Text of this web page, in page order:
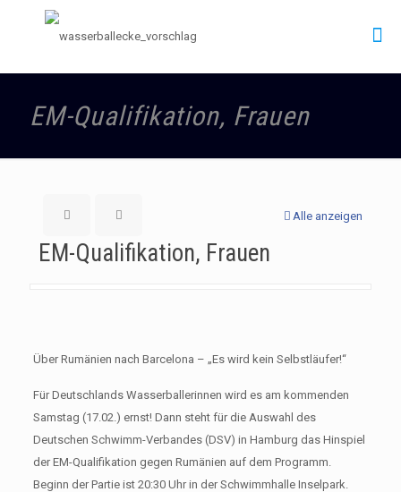
EM-Qualifikation, Frauen
Alle anzeigen
EM-Qualifikation, Frauen
Über Rumänien nach Barcelona – „Es wird kein Selbstläufer!“
Für Deutschlands Wasserballerinnen wird es am kommenden
Samstag (17.02.) ernst! Dann steht für die Auswahl des
Deutschen Schwimm-Verbandes (DSV) in Hamburg das Hinspiel
der EM-Qualifikation gegen Rumänien auf dem Programm.
Beginn der Partie ist 20:30 Uhr in der Schwimmhalle Inselpark.